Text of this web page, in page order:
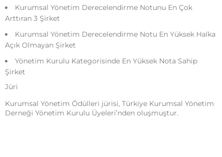
Kurumsal Yönetim Derecelendirme Notunu En Çok
Arttıran 3 Şirket
Kurumsal Yönetim Derecelendirme Notu En Yüksek Halka
Açık Olmayan Şirket
Yönetim Kurulu Kategorisinde En Yüksek Nota Sahip
Şirket
Jüri
Kurumsal Yönetim Ödülleri jürisi, Türkiye Kurumsal Yönetim
Derneği Yönetim Kurulu Üyeleri’nden oluşmuştur.